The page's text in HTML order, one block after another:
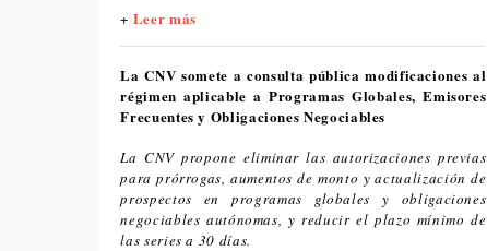
+ Leer más
La CNV somete a consulta pública modificaciones al
régimen aplicable a Programas Globales, Emisores
Frecuentes y Obligaciones Negociables
La CNV propone eliminar las autorizaciones previas
para prórrogas, aumentos de monto y actualización de
prospectos en programas globales y obligaciones
negociables autónomas, y reducir el plazo mínimo de
las series a 30 días.